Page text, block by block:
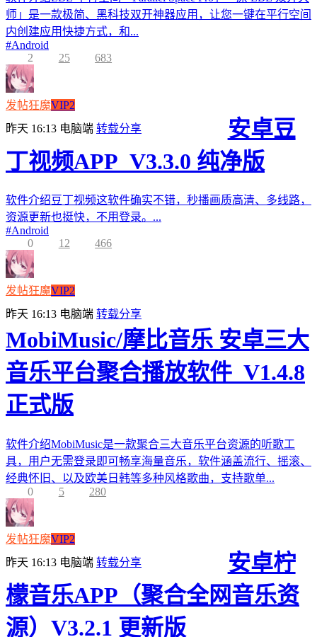
师」是一款极简、黑科技双开神器应用，让您一键在平行空间
内创建应用快捷方式，和...
#Android
2
25 683
发帖狂魔VIP2
昨天 16:13 电脑端 转载分享
安卓豆
丁视频APP_V3.3.0 纯净版
软件介绍豆丁视频这软件确实不错，秒播画质高清、多线路，
资源更新也挺快，不用登录。...
#Android
0
12 466
发帖狂魔VIP2
昨天 16:13 电脑端 转载分享
MobiMusic/摩比音乐 安卓三大
音乐平台聚合播放软件_V1.4.8
正式版
软件介绍MobiMusic是一款聚合三大音乐平台资源的听歌工
具，用户无需登录即可畅享海量音乐，软件涵盖流行、摇滚、
经典怀旧、以及欧美日韩等多种风格歌曲，支持歌单...
0
5 280
发帖狂魔VIP2
昨天 16:13 电脑端 转载分享
安卓柠
檬音乐APP（聚合全网音乐资
源）V3.2.1 更新版